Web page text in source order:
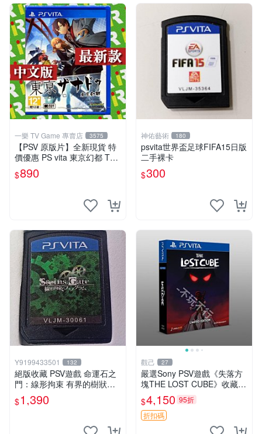
一樂 TV Game 專賣店 3575
【PSV 原版片】全新現貨 特
價優惠 PS vita 東京幻都 TOK
YO XANADU 中文版【台中一
樂電玩】
$890
神佑藝術 180
psvita世界盃足球FIFA15日版
二手裸卡
$300
Y9199433501 132
絕版收藏 PSV遊戲 命運石之
門：線形拘束 有界的樹狀圖
日版 VLJM-30061
$1,390
觀己 27
嚴選Sony PSV遊戲《失落方
塊THE LOST CUBE》收藏
版，英語原裝未拆封 失落方
塊 THE LOST CUBE PSV 精
華版 新作 權杖
$4,150 95折
折扣碼